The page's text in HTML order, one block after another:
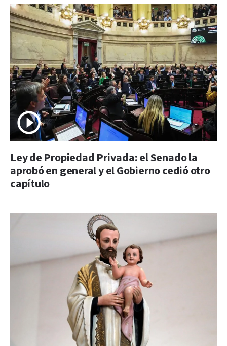
Ley de Propiedad Privada: el Senado la
aprobó en general y el Gobierno cedió otro
capítulo